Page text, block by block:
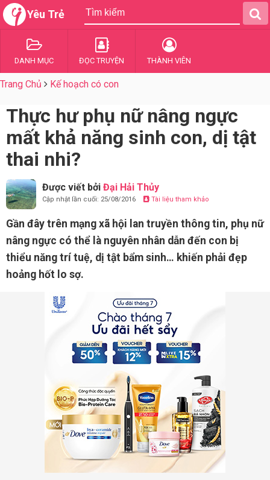
Yêu Trẻ
DANH MỤC ĐỌC TRUYỆN THÀNH VIÊN
Trang Chủ Kế hoạch có con
Thực hư phụ nữ nâng ngực
mất khả năng sinh con, dị tật
thai nhi?
Được viết bởi Đại Hải Thủy
Cập nhật lần cuối: 25/08/2016 Tài liệu tham khảo
Gần đây trên mạng xã hội lan truyền thông tin, phụ nữ
nâng ngực có thể là nguyên nhân dẫn đến con bị
thiểu năng trí tuệ, dị tật bẩm sinh… khiến phải đẹp
hoảng hốt lo sợ.